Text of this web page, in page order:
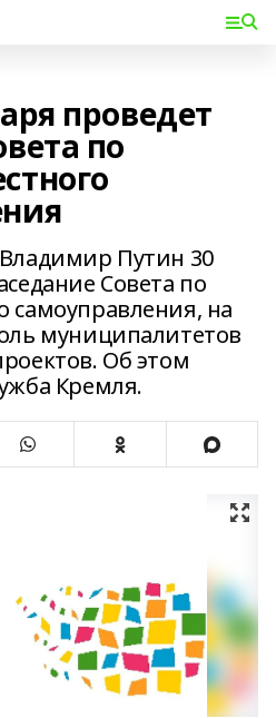
проведет
по
Путин 30
Совета по
самоуправления, на
муниципалитетов
Об этом
Кремля.